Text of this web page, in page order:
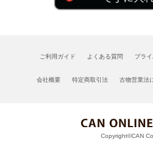
ご利用ガイド よくある質問 プラ
会社概要 特定商取引法 古物営業法
Copyright©CAN